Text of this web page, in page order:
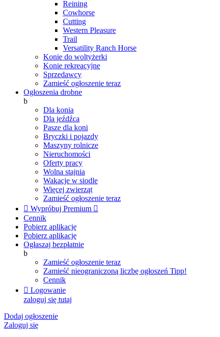
Reining
Cowhorse
Cutting
Western Pleasure
Trail
Versatility Ranch Horse
Konie do woltyżerki
Konie rekreacyjne
Sprzedawcy
Zamieść ogłoszenie teraz
Ogłoszenia drobne
b
Dla konia
Dla jeźdźca
Pasze dla koni
Bryczki i pojazdy
Maszyny rolnicze
Nieruchomości
Oferty pracy
Wolna stajnia
Wakacje w siodle
Więcej zwierząt
Zamieść ogłoszenie teraz
 Wypróbuj Premium 
Cennik
Pobierz aplikację
Pobierz aplikację
Ogłaszaj bezpłatnie
b
Zamieść ogłoszenie teraz
Zamieść nieograniczoną liczbę ogłoszeń Tipp!
Cennik
 Logowanie
zaloguj się tutaj
Dodaj ogłoszenie
Zaloguj się